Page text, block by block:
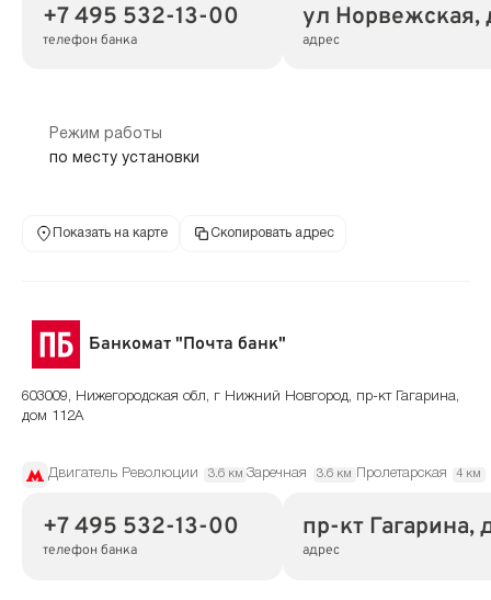
+7 495 532-13-00
телефон банка
ул Норвежская,
адрес
Режим работы
по месту установки
Показать на карте Скопировать адрес
Банкомат "Почта банк"
603009, Нижегородская обл, г Нижний Новгород, пр-кт Гагарина,
дом 112А
Двигатель Революции 3.6 км Заречная 3.6 км Пролетарская 4 км
+7 495 532-13-00
телефон банка
пр-кт Гагарина,
адрес